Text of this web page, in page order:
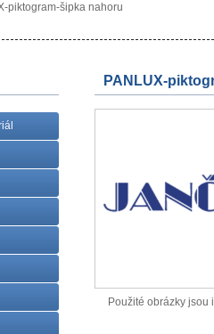
piktogram-šipka nahoru
PANLUX-
Použité obrázky jsou